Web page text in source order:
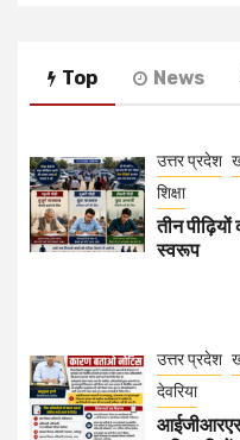
Top News
उत्तर प्रदेश
शिक्षा
तीन
स्वरूप
उत्तर प्रदेश
देवरिया
आईजीआरएस